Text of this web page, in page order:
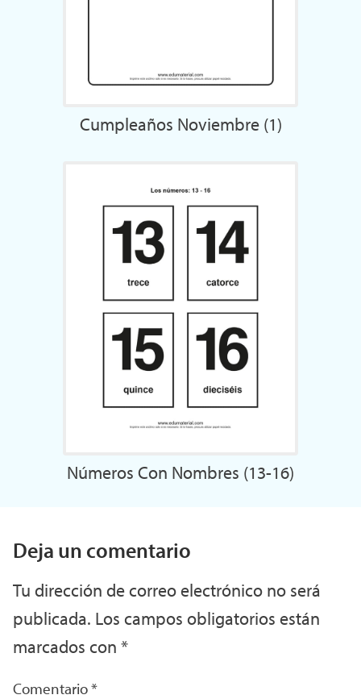
Cumpleaños Noviembre (1)
Números Con Nombres (13-16)
Deja un comentario
Tu dirección de correo electrónico no será
publicada. Los campos obligatorios están
marcados con *
Comentario*